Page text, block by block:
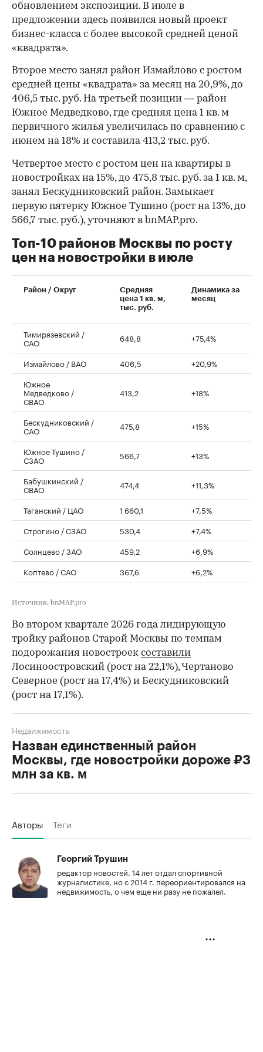
обновлением экспозиции. В июле в
предложении здесь появился новый проект
бизнес-класса с более высокой средней ценой
«квадрата».
Второе место занял район Измайлово с ростом
средней цены «квадрата» за месяц на 20,9%, до
406,5 тыс. руб. На третьей позиции — район
Южное Медведково, где средняя цена 1 кв. м
первичного жилья увеличилась по сравнению с
июнем на 18% и составила 413,2 тыс. руб.
00:00 / 00:00
Четвертое место с ростом цен на квартиры в
новостройках на 15%, до 475,8 тыс. руб. за 1 кв. м,
занял Бескудниковский район. Замыкает
первую пятерку Южное Тушино (рост на 13%, до
566,7 тыс. руб.), уточняют в bnMAP.pro.
Топ-10 районов Москвы по росту
цен на новостройки в июле
Район / Округ
Средняя
цена 1 кв. м,
тыс. руб.
Динамика за
месяц
Тимирязевский /
САО 648,8 +75,4%
Измайлово / ВАО 406,5
+20,9%
Южное
Медведково /
СВАО
413,2 +18%
Бескудниковский /
САО 475,8 +15%
Южное Тушино /
СЗАО 566,7 +13%
Бабушкинский /
СВАО 474,4 +11,3%
Таганский / ЦАО 1 660,1
+7,5%
Строгино / СЗАО
530,4
+7,4%
Солнцево / ЗАО
459,2
+6,9%
Коптево / САО
367,6 +6,2%
Источник: bnMAP.pro
Во втором квартале 2026 года лидирующую
тройку районов Старой Москвы по темпам
подорожания новостроек составили
Лосиноостровский (рост на 22,1%), Чертаново
Северное (рост на 17,4%) и Бескудниковский
(рост на 17,1%).
Назван единственный район
Москвы, где новостройки дороже ₽3
млн за кв. м
Недвижимость
Авторы Теги
Георгий Трушин
редактор новостей. 14 лет отдал спортивной
журналистике, но с 2014 г. переориентировался на
недвижимость, о чем еще ни разу не пожалел.